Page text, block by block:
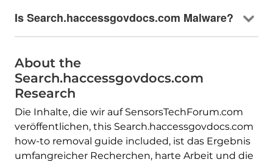
Is Search.haccessgovdocs.com Malware?
About the
Search.haccessgovdocs.com
Research
Die Inhalte, die wir auf SensorsTechForum.com
veröffentlichen, this Search.haccessgovdocs.com
how-to removal guide included, ist das Ergebnis
umfangreicher Recherchen, harte Arbeit und die